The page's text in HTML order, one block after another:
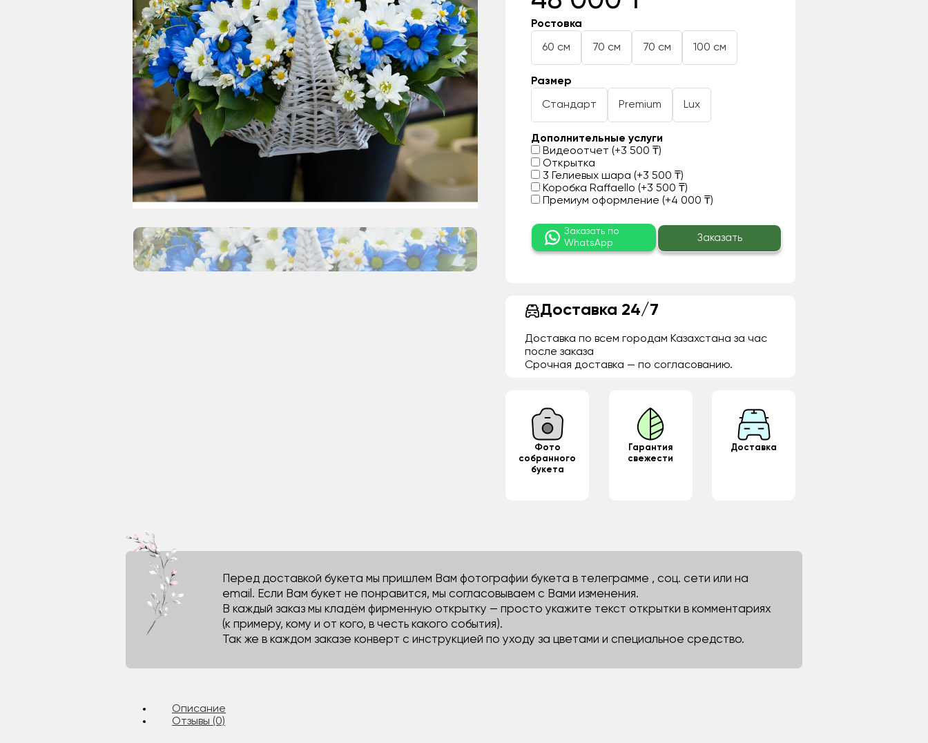
Ростовка
60 см 70 см 70 см 100 см
Размер
Стандарт Premium Lux
Дополнительные услуги
Видеоотчет (+3 500 ₸)
Открытка
3 Гелиевых шара (+3 500 ₸)
Коробка Raffaello (+3 500 ₸)
Премиум оформление (+4 000 ₸)
Заказать по
WhatsApp
Заказать
Доставка 24/7
Доставка по всем городам Казахстана за час
после заказа
Срочная доставка — по согласованию.
Фото
собранного
букета
Гарантия
свежести
Доставка
Перед доставкой букета мы пришлем Вам фотографии букета в телеграмме , соц. сети или на
email. Если Вам букет не понравится, мы согласовываем с Вами изменения.
В каждый заказ мы кладём фирменную открытку — просто укажите текст открытки в комментариях
(к примеру, кому и от кого, в честь какого события).
Так же в каждом заказе конверт с инструкцией по уходу за цветами и специальное средство.
Описание
Отзывы (0)